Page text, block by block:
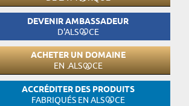
DEVENIR AMBASSADEUR
D'ALS CE
ACHETER UN DOMAINE
EN .ALS CE
ACCRÉDITER DES PRODUITS
FABRIQUÉS EN ALS CE